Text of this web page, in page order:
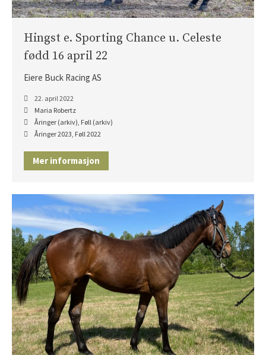
Hingst e. Sporting Chance u. Celeste
fødd 16 april 22
Eiere Buck Racing AS
22. april 2022
Maria Robertz
Åringer (arkiv), Føll (arkiv)
Åringer 2023, Føll 2022
Mer informasjon